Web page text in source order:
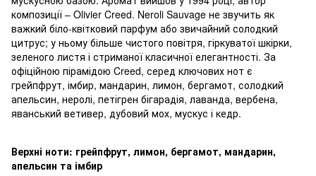
композиції – Olivier Creed. Neroli Sauvage не звучить як
важкий біло-квітковий парфум або звичайний солодкий
цитрус; у ньому більше чистого повітря, гіркуватої шкірки,
зеленого листя і стриманої класичної елегантності. За
офіційною пірамідою Creed, серед ключових нот є
грейпфрут, імбир, мандарин, лимон, бергамот, солодкий
апельсин, неролі, петігрен бігарадія, лаванда, вербена,
яванський ветивер, дубовий мох, мускус і кедр.
Верхні ноти: грейпфрут, лимон, бергамот, мандарин,
апельсин та імбир